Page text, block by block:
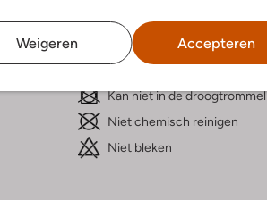
Weigeren Accepteren
Beperkt wassen op 30 °C
Kan niet in de droogtrommel
Niet chemisch reinigen
Niet bleken